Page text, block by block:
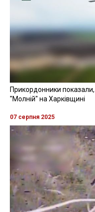
Прикордонники
"Молній" на Харківщині
07 серпня 2025